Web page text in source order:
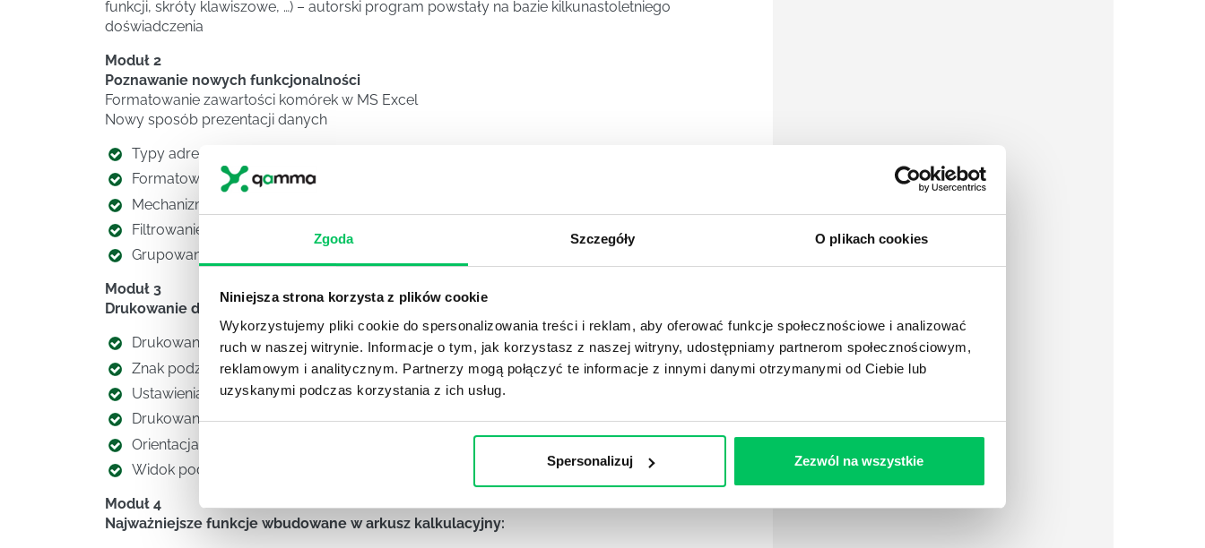
Zgoda Szczegóły O plikach cookies
Niniejsza strona korzysta z plików cookie
Wykorzystujemy pliki cookie do spersonalizowania treści i reklam, aby oferować funkcje społecznościowe i analizować
ruch w naszej witrynie. Informacje o tym, jak korzystasz z naszej witryny, udostępniamy partnerom społecznościowym,
reklamowym i analitycznym. Partnerzy mogą połączyć te informacje z innymi danymi otrzymanymi od Ciebie lub
uzyskanymi podczas korzystania z ich usług.
Spersonalizuj Zezwól na wszystkie
funkcji, skróty klawiszowe, …) – autorski program powstały na bazie kilkunastoletniego
doświadczenia
Moduł 2
Poznawanie nowych funkcjonalności
Formatowanie zawartości komórek w MS Excel
Nowy sposób prezentacji danych
Typy adresowania komórek – adresowanie względne, bezwzględne, mieszane
Formatowanie warunkowe
Mechanizm sortowania danych
Filtrowanie danych oraz filtrowanie zaawansowane
Grupowanie danych – Sumy częściowe
Moduł 3
Drukowanie danych:
Drukowanie zakresów
Znak podziału stron
Ustawienia wydruków
Drukowanie dodatkowych informacji na arkuszach
Orientacja, rozmiar, marginesy
Widok podziału stron
Moduł 4
Najważniejsze funkcje wbudowane w arkusz kalkulacyjny: